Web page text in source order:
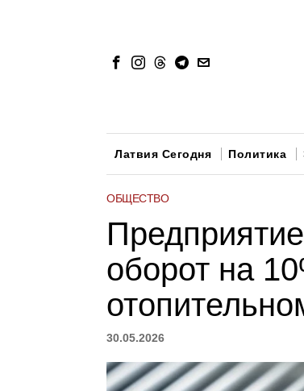
Латвия Сегодня Политика
ОБЩЕСТВО
оборот на
30.05.2026